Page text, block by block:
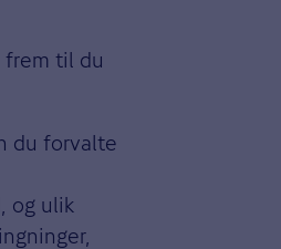
frem til du
du forvalte
og ulik